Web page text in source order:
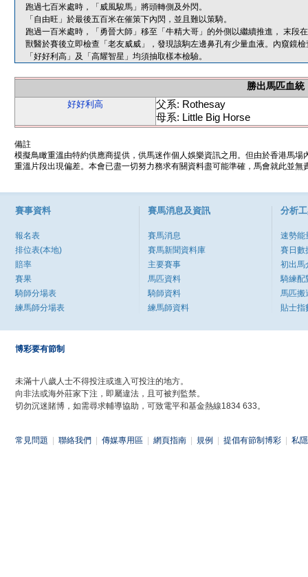
跑過七百米處時，「威風駿馬」將頭轉側及外閃。
「自由旺」於最後五百米在催策下內閃，並且難以策騎。
跑過一百米處時，「勇晉大師」移至「牛精大哥」的外側以繼續推進， 末段
獸醫於賽後立即檢查「老友威威」，發現該駒左邊鼻孔有少量血液。內窺鏡
「好好利高」及「高耀智星」均須抽取樣本檢驗。
勝出馬匹血統
好好利高
父系: Rothesay
母系: Little Big Horse
備註
模擬鳥瞰重溫由特約供應商提供，供馬迷作個人娛樂資訊之用。但由於香港馬
重溫片段出現偏差。本會已盡一切努力務求有關資料盡可能準確，馬會就此並
賽事資料
報名表
排位表(本地)
賠率
賽果
騎師分場表
練馬師分場表
賽馬消息及資訊
賽馬消息
賽馬新聞資料庫
主要賽事
馬匹資料
騎師資料
練馬師資料
分析
速勢能
賽日數
初出馬
騎練配
馬匹搬
貼士指
博彩要有節制
未滿十八歲人士不得投注或進入可投注的地方。
向非法或海外莊家下注，即屬違法，且可被判監禁。
切勿沉迷賭博，如需尋求輔導協助，可致電平和基金熱線1834 633。
常見問題 聯絡我們 傳媒專用區 網頁指南 規例 提倡有節制博彩 私